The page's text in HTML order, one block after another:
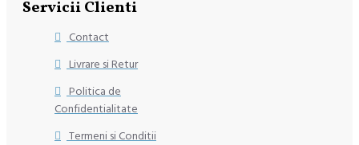
Servicii Clienti
Contact
Livrare si Retur
Politica de
Confidentialitate
Termeni si Conditii